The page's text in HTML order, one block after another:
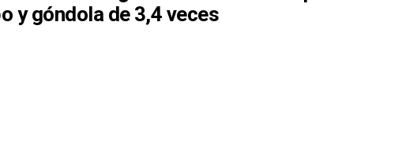
y góndola de 3,4 veces